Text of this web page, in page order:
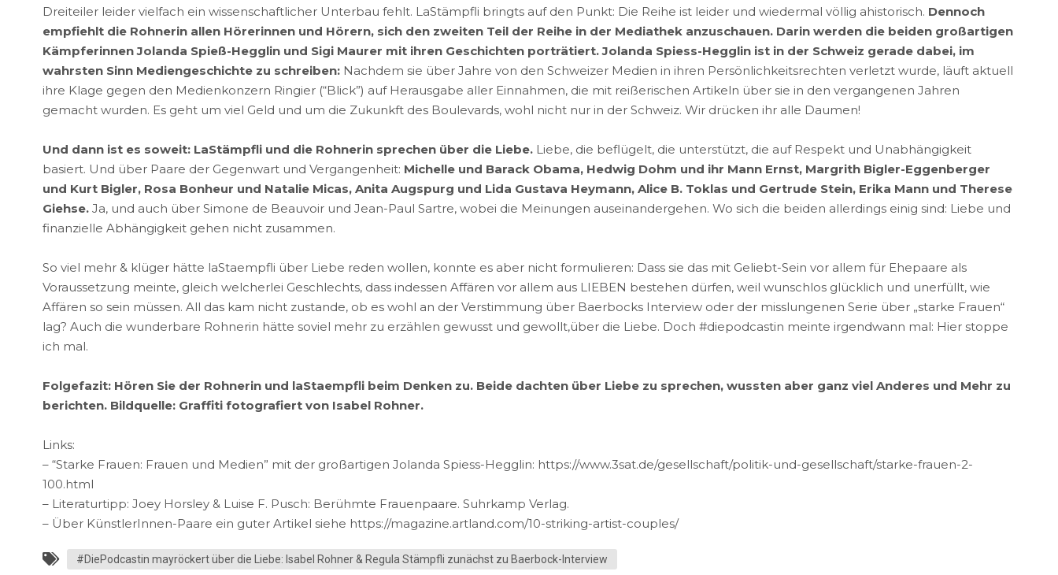
Dreiteiler leider vielfach ein wissenschaftlicher Unterbau fehlt. LaStämpfli bringts auf den Punkt: Die Reihe ist leider und wiedermal völlig ahistorisch. Dennoch
empfiehlt die Rohnerin allen Hörerinnen und Hörern, sich den zweiten Teil der Reihe in der Mediathek anzuschauen. Darin werden die beiden großartigen
Kämpferinnen Jolanda Spieß-Hegglin und Sigi Maurer mit ihren Geschichten porträtiert. Jolanda Spiess-Hegglin ist in der Schweiz gerade dabei, im
wahrsten Sinn Mediengeschichte zu schreiben:Nachdem sie über Jahre von den Schweizer Medien in ihren Persönlichkeitsrechten verletzt wurde, läuft aktuell
ihre Klage gegen den Medienkonzern Ringier (“Blick”) auf Herausgabe aller Einnahmen, die mit reißerischen Artikeln über sie in den vergangenen Jahren
gemacht wurden. Es geht um viel Geld und um die Zukunkft des Boulevards, wohl nicht nur in der Schweiz. Wir drücken ihr alle Daumen!
Und dann ist es soweit: LaStämpfli und die Rohnerin sprechen über die Liebe.Liebe, die beflügelt, die unterstützt, die auf Respekt und Unabhängigkeit
basiert. Und über Paare der Gegenwart und Vergangenheit: Michelle und Barack Obama, Hedwig Dohm und ihr Mann Ernst, Margrith Bigler-Eggenberger
und Kurt Bigler, Rosa Bonheur und Natalie Micas, Anita Augspurg und Lida Gustava Heymann, Alice B. Toklas und Gertrude Stein, Erika Mann und Therese
Giehse.Ja, und auch über Simone de Beauvoir und Jean-Paul Sartre, wobei die Meinungen auseinandergehen. Wo sich die beiden allerdings einig sind: Liebe und
finanzielle Abhängigkeit gehen nicht zusammen.
So viel mehr & klüger hätte laStaempfli über Liebe reden wollen, konnte es aber nicht formulieren: Dass sie das mit Geliebt-Sein vor allem für Ehepaare als
Voraussetzung meinte, gleich welcherlei Geschlechts, dass indessen Affären vor allem aus LIEBEN bestehen dürfen, weil wunschlos glücklich und unerfüllt, wie
Affären so sein müssen. All das kam nicht zustande, ob es wohl an der Verstimmung über Baerbocks Interview oder der misslungenen Serie über „starke Frauen“
lag? Auch die wunderbare Rohnerin hätte soviel mehr zu erzählen gewusst und gewollt,über die Liebe. Doch #diepodcastin meinte irgendwann mal: Hier stoppe
ich mal.
Folgefazit: Hören Sie der Rohnerin und laStaempfli beim Denken zu. Beide dachten über Liebe zu sprechen, wussten aber ganz viel Anderes und Mehr zu
berichten. Bildquelle: Graffiti fotografiert von Isabel Rohner.
Links:
– “Starke Frauen: Frauen und Medien” mit der großartigen Jolanda Spiess-Hegglin: https://www.3sat.de/gesellschaft/politik-und-gesellschaft/starke-frauen-2-
100.html
– Literaturtipp: Joey Horsley & Luise F. Pusch: Berühmte Frauenpaare. Suhrkamp Verlag.
– Über KünstlerInnen-Paare ein guter Artikel siehe https://magazine.artland.com/10-striking-artist-couples/
#DiePodcastin mayröckert über die Liebe: Isabel Rohner & Regula Stämpfli zunächst zu Baerbock-Interview